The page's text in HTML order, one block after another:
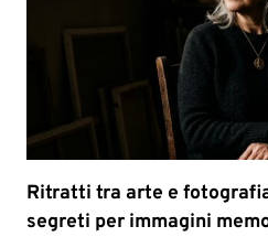
Ritratti tra arte e
segreti per immagini